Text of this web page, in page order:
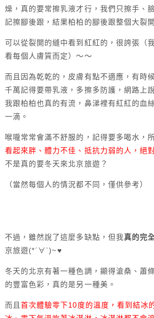
燥，真的要常擦乳液才行，我們只擦手、
記擦腳後跟，結果柏柏的腳後跟整個大裂
可以從裂開的縫中看到紅紅的，很誇張（
看每個人膚質而定）～～
而且因為乾乾的，皮膚有點不適應，有時
千萬記得要帶乳液，多擦多防護，網路上
我跟柏柏也真的有流，鼻涕裡有紅紅的血
一滴。
喉嚨常常會滿不舒服的，記得要多喝水，
看起來胖、體力不佳、抵抗力弱的人，絕
不是真的要冬天來北京旅遊？
（當然每個人的情況都不同，僅供參考）
不過，雖然說了這麼多缺點，但我真的完
京旅遊(*´∀`)~♥
冬天的北京有著一種色調，顯得滄桑、蕭
的豐富色彩，真的是另一種美。
而且首次體驗零下10度的溫度，看到結冰